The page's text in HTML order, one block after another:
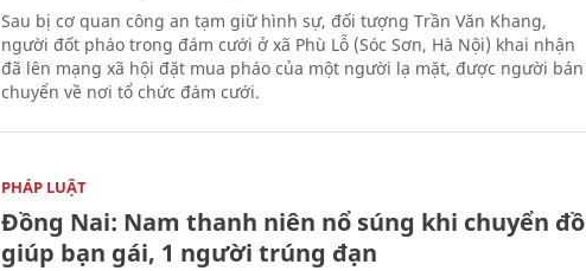
Sau bị cơ quan công an tạm giữ hình sự, đối tượng Trần Văn Khang,
người đốt pháo trong đám cưới ở xã Phù Lỗ (Sóc Sơn, Hà Nội) khai nhận
đã lên mạng xã hội đặt mua pháo của một người lạ mặt, được người bán
chuyển về nơi tổ chức đám cưới.
PHÁP LUẬT
Đồng Nai: Nam thanh niên nổ súng khi chuyển đồ
giúp bạn gái, 1 người trúng đạn